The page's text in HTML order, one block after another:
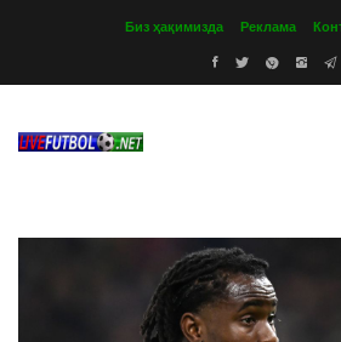
Биз ҳақимизда Реклама